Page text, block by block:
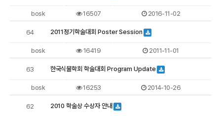
bosk 16507 2016-11-02
64 2011정기학술대회 Poster Session
bosk 16419 2011-11-01
63 한국식물학회 학술대회 Program Update
bosk 16253 2014-10-26
62 2010 학술상 수상자 안내